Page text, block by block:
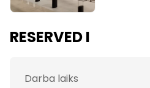
RESERVED I
Darba laiks